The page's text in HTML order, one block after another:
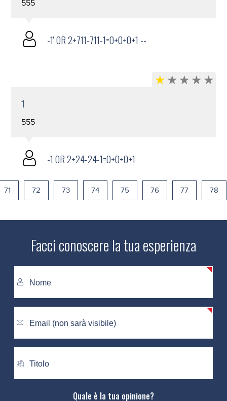
555
-1' OR 2+711-711-1=0+0+0+1 --
1
555
-1 OR 2+24-24-1=0+0+0+1
71 72 73 74 75 76 77 78
Facci conoscere la tua esperienza
Quale è la tua opinione?